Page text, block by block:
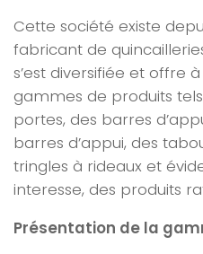
Cette société existe
fabricant de
s’est diversifiée et offre
gammes de produits
portes, des barres
barres d’appui, des
tringles à rideaux et
interesse, des produits
Présentation de la